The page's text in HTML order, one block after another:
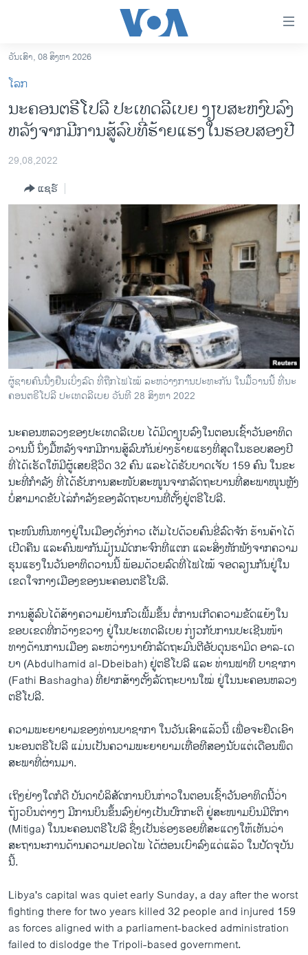
ເຂົ້າ
ຫາ
ຂ້າມ
ຂ້າມ
ຫາ
ອາເມຣິກາ
ການເລືອກຕັ້ງ ປະທານາທີບໍດີ ສະຫະລັດ 2024
ຂ່າວ​ຈີນ
ໂລກ
ອິດສະຫຼະພາບດ້ານການຂ່າວ
ຊີວິດຊາວລາວ
ຊຸມຊົນຊາວລາວ
ວິທະຍາສາດ-ເທັກໂນໂລຈີ
ທຸລະກິດ
ພາສາອັງກິດ
ວີດີໂອ
ລາຍການກະຈາຍສຽງ
ລາຍງານ
ຕິດຕາມພວກເຮົາ ທີ່
ພາສາຕ່າງໆ
ວັນເສົາ, 08 ສິງຫາ 2026
ໂລກ
ນະ​ຄອນ​ຕ​ຣີ​ໂປລີ​ ປະ​ເທດ​ລີເບຍ ງຽບ​ສະ​ຫງົບລົງ
ຫລັງ​ຈາກ​ມີ​ການ​ສູ້​ລົບ​ທີ່​ຮ້າຍແຮງ​ໃນ​ຮອບ​ສອງ​ປີ
29,08,2022
ແຊຣ໌
ຜູ້​ຊາຍ​ຄົນ​ນື​່ງ​ຢືນ​ເບິ່ງ​ລົດ​ ທີ່​ຖືກ​ໄຟ​ໄໝ້ ລະ​ຫວ່າງ​ການ​ປະ​ທະ​ກັນ ໃນມື້​ວານ​ນີ້ ທີ່​ນະ​
ຄອນ​ຕຣີ​ໂປ​ລີ ປະ​ເທດ​ລີ​ເບຍ ວັນ​ທີ 28 ສິງ​ຫາ 2022
ນະ​ຄອນ​ຫລວງ​ຂອງ​ປະ​ເທດ​ລີ​ເບຍ​ ໄດ້​ມິດ​ງຽບ​ລົງໃນ​ຕອນ​ເຊົ້າ​ວັນ​ອາ​ທິດ​
ວານ​ນີ້ ນຶ່ງ​ມື້​ຫລັງ​ຈາກ​ມີ​ການ​ສູ້​ລົບ​ກັນຢ່າງ​ຮ້າຍ​ແຮງ​ທີ່​ສຸດ​ໃນ​ຮອບສອງ​ປີ
ທີ່​ໄດ້​ເຮັດ​ໃຫ້​ມີ​ຜູ້​ເສຍ​ຊີ​ວິດ 32 ຄົນ ແລ​ະ​ໄດ້​ຮັບ​ບາດ​ເຈັບ 159 ຄົນ ໃນ​ຂະ​
ນະທີ່​ກຳ​ລັງ ທີ່​ໄດ້​ຮັບ​ການ​ສະ​ໜັບ​ສະ​ໜູນ​ຈາກ​ລັດ​ຖະ​ບານ​ທີ່​ສະ​ພາ​ໜຸນ​ຫຼັງ
ບໍ່​ສາ​ມາດ​ຂັບ​ໄລ່​ກຳ​ລັງ​ຂອງ​ລັດ​ຖະ​ບານທີ່​ຕັ້ງ​ຢູ່​ຕ​ຣີ​ໂປ​ລີ.
​ຖະ​ໜົນ​ຫົນ​ທາງ​ຢູ່​ໃນ​ເມືອງດັ່ງ​ກ່າວ ​ເຕັມ​ໄປ​ດ້ວຍ​ຄົນ​ຂີ່​ລົດ​ຈັກ ຮ້ານ​ຄ້າ​ໄດ້​
ເປີດ​ຄືນ ແລະ​ຄົນ​ພາ​ກັນ​ມ້ຽ​ນ​ມັດ​ກະ​ຈົກ​ທີ່​ແຕກ ແລະ​ສິ່ງ​ຫັກ​ພັງ​ຈາກ​ຄວາມ​
ຮຸນ​ແຮງໃນວັ​ນ​ອາທິດ​ວານ​ນີ້ ພ້ອ​ມ​ດ້ວຍ​ລົດ​ທີ່​ໄຟ​ໄໝ້ ຈອ​ດ​ລຽນກັນ​ຢູ່​ໃນ​
ເຂດໃຈ​ກາງເມືອງຂອງ​ນະ​ຄອນ​ຕ​ຣີ​ໂປ​ລີ.
​ການ​ສູ້​ລົບ​ໄດ້ສ້າງ​ຄວາມ​ຢ້ານ​ກົວ​ເພີ້ມ​ຂຶ້ນ ​ຕໍ່​ການ​ເກີດຄວາມ​ຂັດ​ແຍ້ງໃນ​
ຂອບ​ເຂດ​ທີ່ກວ້າງ​ຂວາງ ຢູ່ໃນ​ປະ​ເທດ​ລີ​ເບຍ ກ່ຽວ​ກັບ​ກ​ານ​ປະ​ເຊີນ​ໜ້າ​
ທາງ​ດ້ານການ​ເມືອງ​ ​ລະ​ຫວ່າງນາ​ຍົກ​ລັດ​ຖະ​ມົນ​ຕີ​ອັບ​ດຸນ​ຮາ​ມິດ​ ອາ​ລ-ເດ​
ບາ (Abdulhamid al-Dbeibah) ​ຢູ່​ຕ​ຣີ​ໂປ​ລີ ແລະ ທ່ານ​ຟາ​ທີ ບາ​ຊາກາ
(Fathi Bashagha) ​ທີ່​ຢາກ​ສ້າງ​ຕັ້ງ​ລັດ​ຖະ​ບານໃໝ່ ​ຢູ່​ໃນ​ນະ​ຄອນ​ຫລວງ
ຕ​ຣີ​ໂປ​ລີ.
​ຄວາມ​ພະ​ຍາ​ຍາມ​ຂອງ​ທ່ານບາ​ຊາ​ກາ ໃນ​ວັນ​ເສົາ​ແລ້ວ​ນີ້ ເພື່ອ​ຈະ​ຢຶດ​ເອົາ​
ນະ​ອນຕ​ຣີ​ໂປ​ລີ ​ແມ່ນ​ເປັນ​ຄວາມ​ພະ​ຍາ​ຍາມ​ເທື່ອ​ທີ​ສອງ​ນັບ​ແຕ່​ເດືອນພຶດ​
ສະ​ພາ​ທີ່​ຜ່ານ​ມາ.
​ເຖິງ​ຢ່າງ​ໃດກໍ​ດີ ​ບັນ​ດາ​ບໍ​ລິ​ສັດ​ການ​ບິນກ່າວ​ໃນ​ຕອນ​ເຊົ້າ​ວັນ​ອາ​ທິດ​ນີ້ວ່າ ​
ຖ້ຽວ​ບິນ​ຕ່າງໆ ​ມີ​ການ​ບິນ​ຂຶ້ນ​ລົງ​ຢ່າງເປັນ​ປົກ​ກະ​ຕິ ​ຢູ່​ສະ​ໜາມ​ບິນມີ​ຕິ​ກາ
(Mitiga) ໃນ​ນະ​ຄອນ​ຕ​ຣີ​ໂປ​ລີ ​ຊຶ່ງ​ເປັນ​ຮ່ອງ​ຮອຍ​ທີ່​ສະ​ແດງ​ໃຫ້​ເຫັນ​ວ່າ​
ສະຖາ​ນະການດ້ານຄວາມ​ປອດ​ໄພ​ ໄດ້ຜ່​ອນເບົາ​ລົງແດ່​ແລ້ວ ໃນປັດ​ຈຸ​ບັນ​
ນີ້.
Libya's capital was quiet early Sunday, a day after the worst
fighting there for two years killed 32 people and injured 159
as forces aligned with a parliament-backed administration
failed to dislodge the Tripoli-based government.